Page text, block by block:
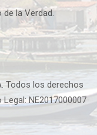
de la Verdad.
Todos los derechos
NE2017000007